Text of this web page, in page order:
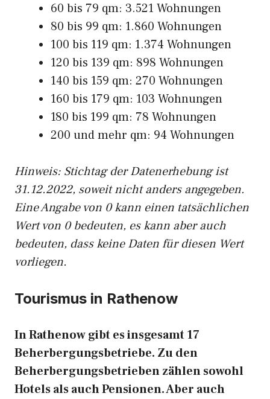
60 bis 79 qm: 3.521 Wohnungen
80 bis 99 qm: 1.860 Wohnungen
100 bis 119 qm: 1.374 Wohnungen
120 bis 139 qm: 898 Wohnungen
140 bis 159 qm: 270 Wohnungen
160 bis 179 qm: 103 Wohnungen
180 bis 199 qm: 78 Wohnungen
200 und mehr qm: 94 Wohnungen
Hinweis: Stichtag der Datenerhebung ist
31.12.2022, soweit nicht anders angegeben.
Eine Angabe von 0 kann einen tatsächlichen
Wert von 0 bedeuten, es kann aber auch
bedeuten, dass keine Daten für diesen Wert
vorliegen.
Tourismus in Rathenow
In Rathenow gibt es insgesamt 17
Beherbergungsbetriebe. Zu den
Beherbergungsbetrieben zählen sowohl
Hotels als auch Pensionen. Aber auch